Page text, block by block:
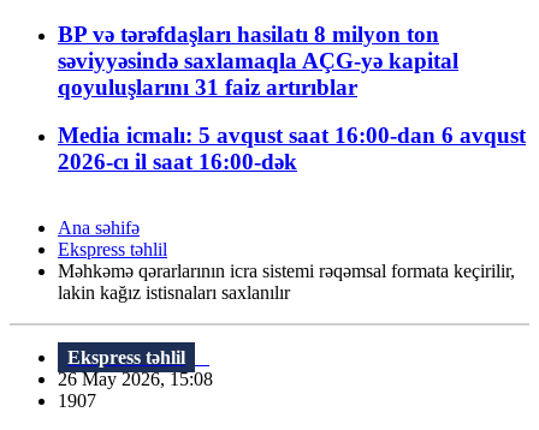
BP və tərəfdaşları hasilatı 8 milyon ton
səviyyəsində saxlamaqla AÇG-yə kapital
qoyuluşlarını 31 faiz artırıblar
Media icmalı: 5 avqust saat 16:00-dan 6 avqust
2026-cı il saat 16:00-dək
Ana səhifə
Ekspress təhlil
Məhkəmə qərarlarının icra sistemi rəqəmsal formata keçirilir,
lakin kağız istisnaları saxlanılır
Ekspress təhlil
26 May 2026, 15:08
1907